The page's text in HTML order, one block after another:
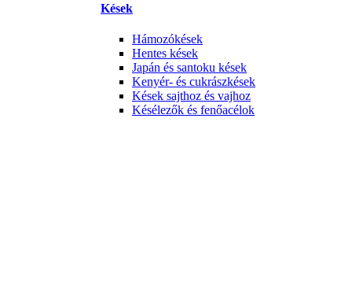
Kések
Hámozókések
Hentes kések
Japán és santoku kések
Kenyér- és cukrászkések
Kések sajthoz és vajhoz
Késélezők és fenőacélok